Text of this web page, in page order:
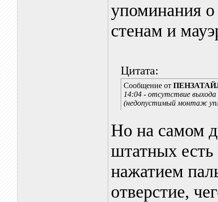
упоминания
стенам и
Цитата:
Сообщение от
14:04 - отсутствие выхода
(недопустимый монтаж
Но на самом
штатных есть
нажатием
отверстие,